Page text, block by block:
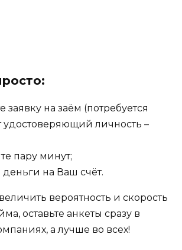
заявку на заём (потребуется
удостоверяющий личность –
пару минут;
деньги на Ваш счёт.
вероятность и скорость
оставьте анкеты сразу в
а лучше во всех!